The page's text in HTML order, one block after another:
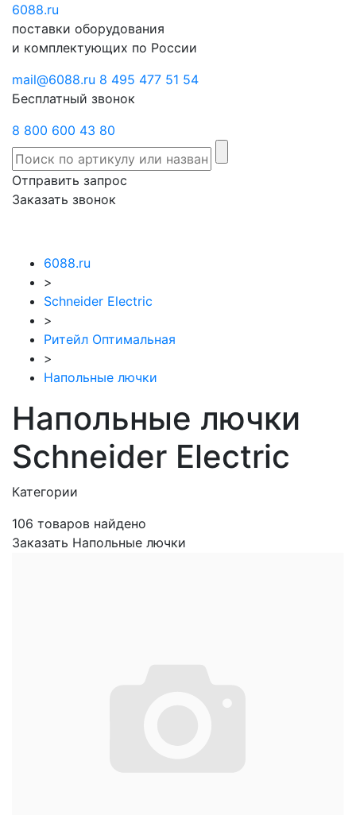
6088.ru
поставки оборудования
и комплектующих по России
mail@6088.ru 8 495 477 51 54
Бесплатный звонок
8 800 600 43 80
Отправить запрос
Заказать звонок
6088.ru
>
Schneider Electric
>
Ритейл Оптимальная
>
Напольные лючки
Напольные лючки
Schneider Electric
Категории
106 товаров найдено
Заказать Напольные лючки
Отправить
запрос
звонок